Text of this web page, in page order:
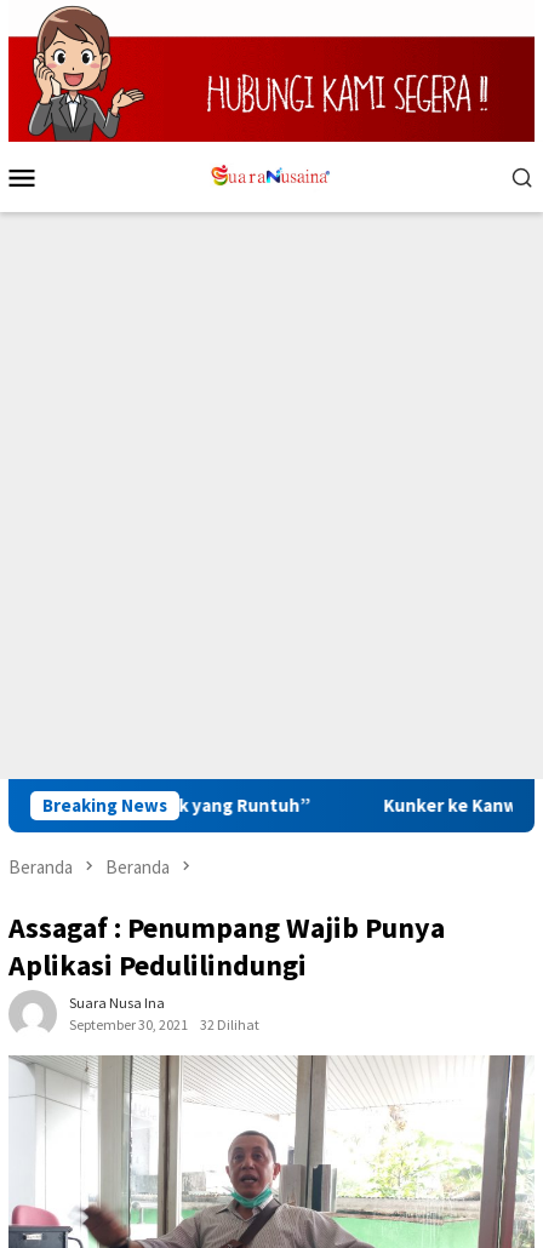
Loncat
ke
konten
Mobile
Breaking News
Hati Anak yang Runtuh” Kunker ke Kanwil PAS
Beranda Beranda
Assagaf : Penumpang Wajib Punya
Aplikasi Pedulilindungi
Suara Nusa Ina
September 30, 2021
32 Dilihat